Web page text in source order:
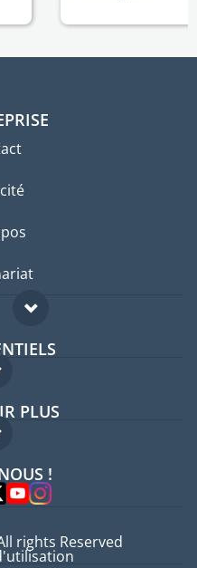
pays
PLUS
!
rights Reserved